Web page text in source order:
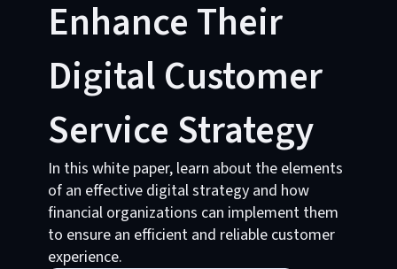
Enhance Their
Digital Customer
Service Strategy
In this white paper, learn about the elements
of an effective digital strategy and how
financial organizations can implement them
to ensure an efficient and reliable customer
experience.